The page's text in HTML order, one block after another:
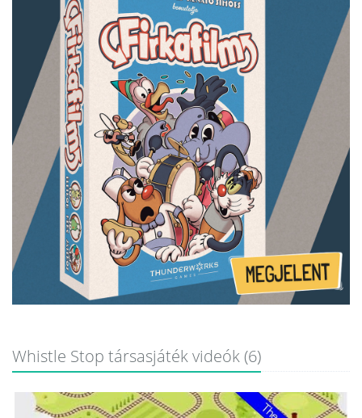
Whistle Stop társasjáték videók (6)